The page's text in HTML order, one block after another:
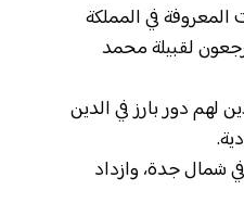
المعروفة في المملكة
لقبيلة محمد
لهم دور بارز في الدين
شمال جدة، وازداد